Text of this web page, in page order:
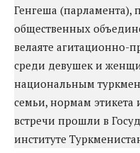
Генгеша (парламента),
общественных
велаяте агитационно-
среди девушек и
национальным
семьи, нормам этикета
встречи прошли в
институте